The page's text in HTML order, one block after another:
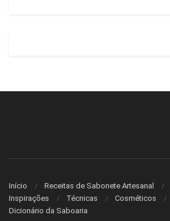
Início Receitas de Sabonete Artesanal
Inspirações
Técnicas
Cosméticos
Dicionário da Saboaria